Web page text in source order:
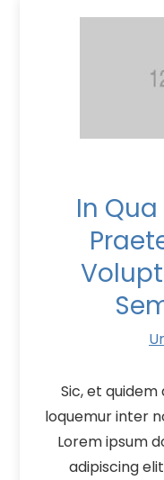
In
Sic, et quidem
loquemur inter
Lorem ipsum
adipiscing